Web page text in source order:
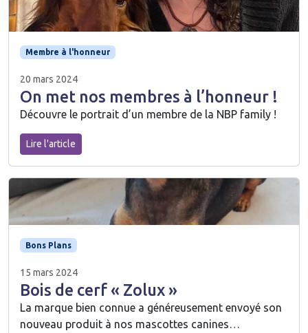
Membre à l'honneur
20 mars 2024
On met nos membres à l’honneur !
Découvre le portrait d’un membre de la NBP family !
Lire l'article
Bons Plans
15 mars 2024
Bois de cerf « Zolux »
La marque bien connue a généreusement envoyé son
nouveau produit à nos mascottes canines…